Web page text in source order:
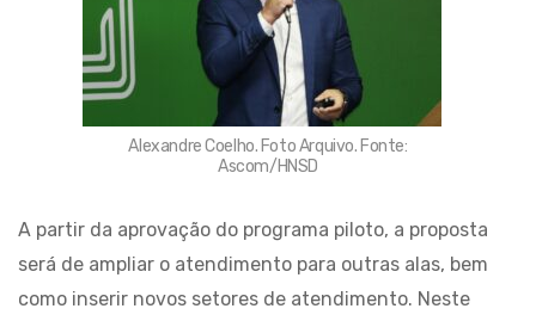
Alexandre Coelho. Foto Arquivo. Fonte:
Ascom/HNSD
A partir da aprovação do programa piloto, a proposta
será de ampliar o atendimento para outras alas, bem
como inserir novos setores de atendimento. Neste